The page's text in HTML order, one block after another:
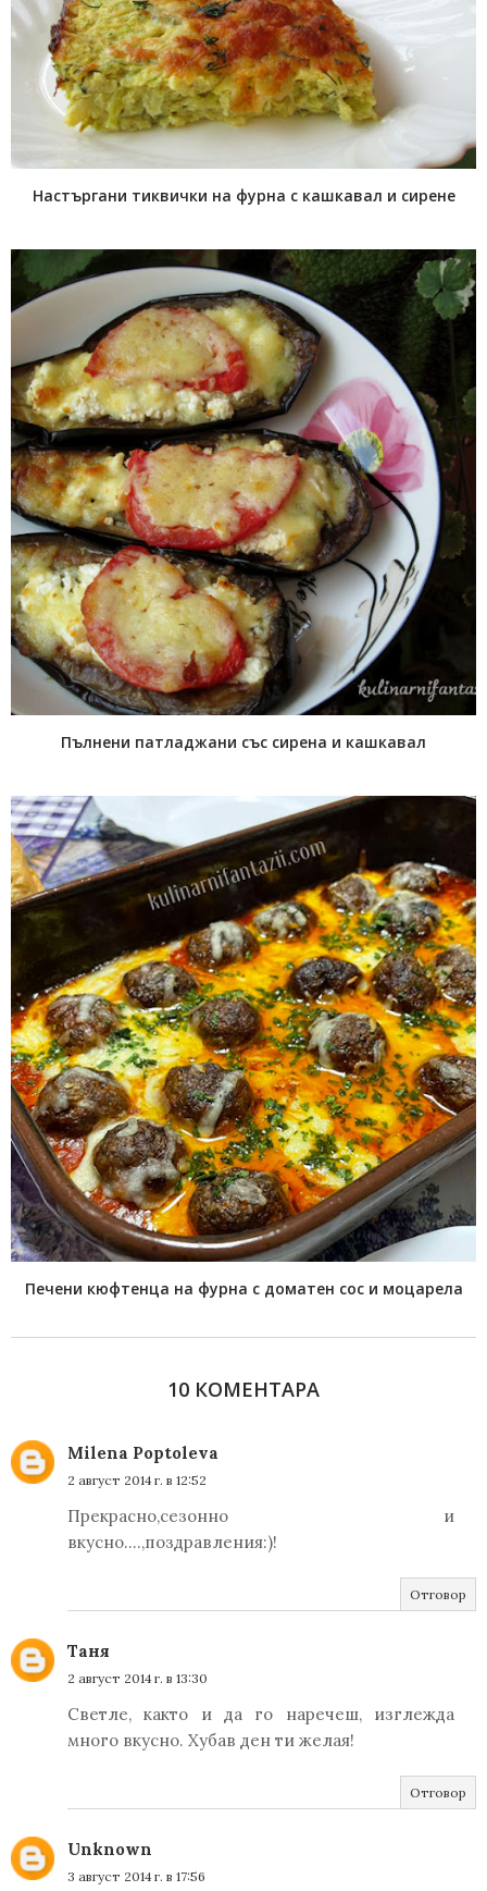
Настъргани тиквички на фурна с кашкавал и сирене
Пълнени патладжани със сирена и кашкавал
Печени кюфтенца на фурна с доматен сос и моцарела
10 КОМЕНТАРА
Milena Poptoleva
2 август 2014 г. в 12:52
Прекрасно,сезонно и
вкусно....,поздравления:)!
Отговор
Таня
2 август 2014 г. в 13:30
Светле, както и да го наречеш, изглежда
много вкусно. Хубав ден ти желая!
Отговор
Unknown
3 август 2014 г. в 17:56